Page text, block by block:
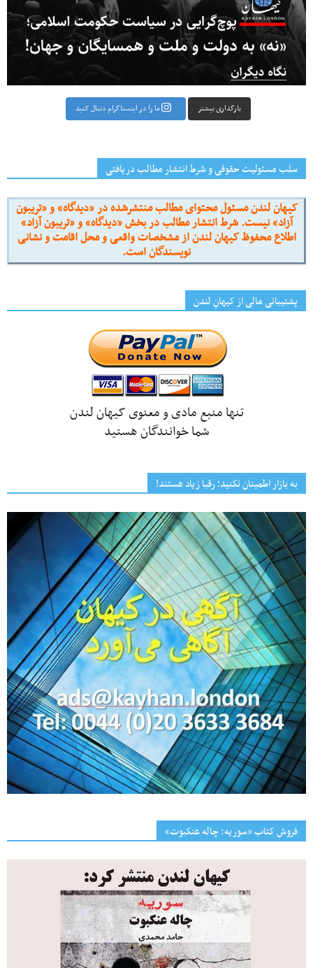
بارگذاری بیشتر ما را در اینستاگرام دنبال کنید
سلب مسئولیت حقوقی و شرط انتشار مطالب دریافتی
کیهان لندن مسئول محتوای مطالب منتشرشده در «دیدگاه» و «تریبون
آزاد» نیست. شرط انتشار مطالب در بخش «دیدگاه» و «تریبون آزاد»
اطلاع محفوظ کیهان لندن از مشخصات واقعی و محل اقامت و نشانی
نویسندگان است.
پشتیبانی مالی از کیهانِ لندن
تنها منبع مادی و معنوی کیهان لندن
شما خوانندگان هستید
به بازار اطمینان نکنید؛ رقبا زیاد هستند!
فروش کتاب «سوریه: چاله عنکبوت»